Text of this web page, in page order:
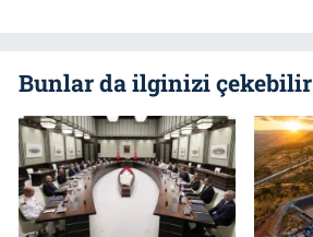
Bunlar da ilginizi çekebilir